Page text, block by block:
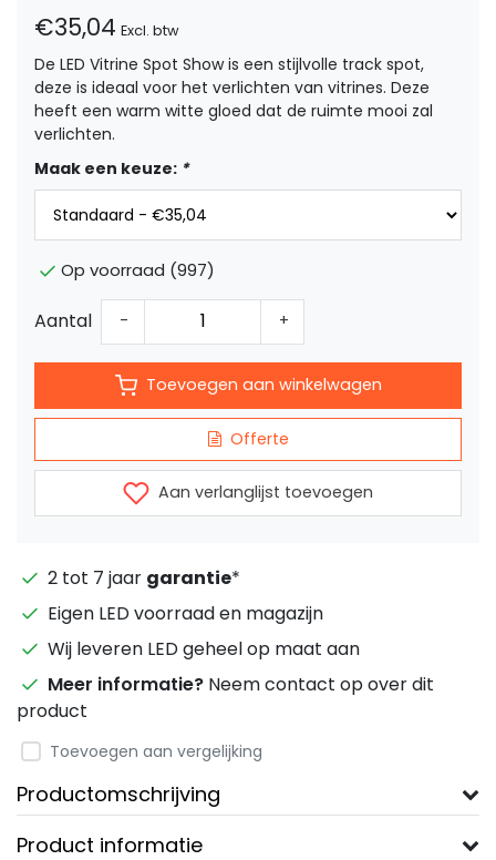
€35,04 Excl. btw
De LED Vitrine Spot Show is een stijlvolle track spot,
deze is ideaal voor het verlichten van vitrines. Deze
heeft een warm witte gloed dat de ruimte mooi zal
verlichten.
Maak een keuze: *
Op voorraad (997)
Aantal - +
Toevoegen aan winkelwagen
Offerte
Aan verlanglijst toevoegen
2 tot 7 jaar garantie*
Eigen LED voorraad en magazijn
Wij leveren LED geheel op maat aan
Meer informatie? Neem contact op over dit
product
Toevoegen aan vergelijking
Productomschrijving
Product informatie